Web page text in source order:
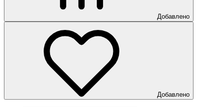
Добавлено
Добавлено